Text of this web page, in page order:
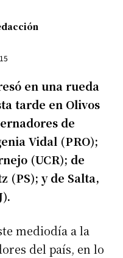
en una rueda
tarde en Olivos
de
Vidal (PRO);
(UCR); de
(PS); y de Salta,
mediodía a la
del país, en lo